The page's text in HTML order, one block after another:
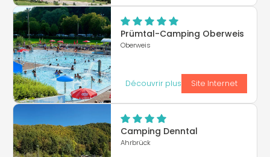
Prümtal-Camping Oberweis
Oberweis
Découvrir plus Site Internet
Camping Denntal
Ahrbrück